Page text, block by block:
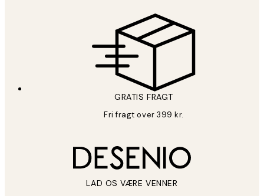
GRATIS FRAGT
Fri fragt over 399 kr.
LAD OS VÆRE VENNER